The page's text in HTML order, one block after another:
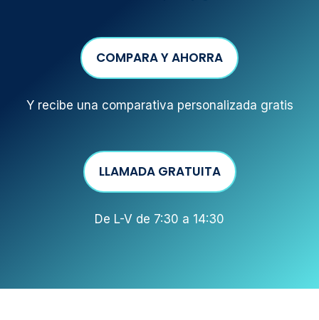
COMPARA Y AHORRA
Y recibe una comparativa personalizada gratis
LLAMADA GRATUITA
De L-V de 7:30 a 14:30